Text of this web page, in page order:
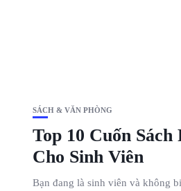
SÁCH & VĂN PHÒNG
Top 10 Cuốn
Cho Sinh Viên
Bạn đang là sinh viên và không